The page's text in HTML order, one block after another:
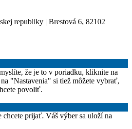
republiky | Brestová 6, 82102
že je to v poriadku, kliknite na
"Nastavenia" si tiež môžete vybrať,
povoliť.
chcete prijať. Váš výber sa uloží na